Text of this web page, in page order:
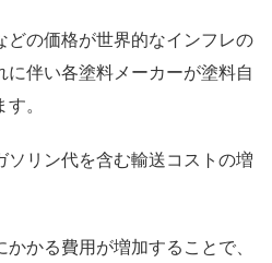
どの価格が世界的なインフレの
伴い各塗料メーカーが塗料自
。
ソリン代を含む輸送コストの増
かる費用が増加することで、